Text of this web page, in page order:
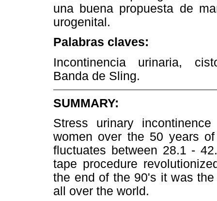
una buena propuesta de
urogenital.
Palabras claves:
Incontinencia urinaria,
Banda de Sling.
SUMMARY:
Stress urinary
women over the 50 years
fluctuates between 28.1 -
tape procedure
the end of the 90's it was
all over the world.